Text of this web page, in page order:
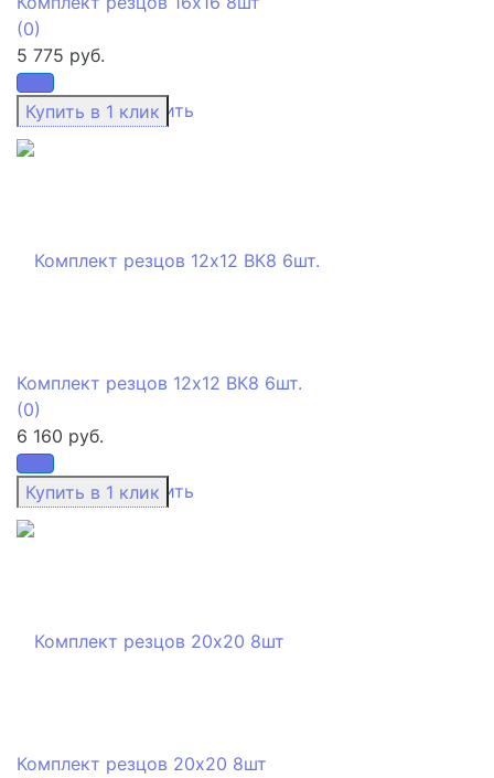
избранное сравнить
(0)
5 775 руб.
избранное сравнить
Комплект резцов 12х12 ВК8 6шт.
(0)
6 160 руб.
Комплект резцов 20х20 8шт